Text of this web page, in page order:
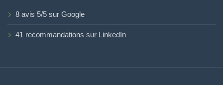
8 avis 5/5 sur Google
41 recommandations sur LinkedIn